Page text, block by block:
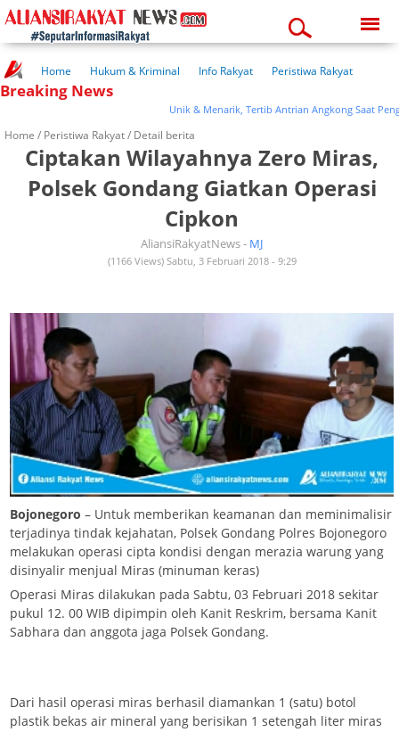
02:08:32 am
Home Hukum & Kriminal Info Rakyat
Peristiwa Rakyat
Kuliner Rakyat
Wisata Rakyat
Breaking News
Unik & Menarik, Tertib Antrian Angkong Saat
Home / Peristiwa Rakyat/ Detail berita
Ciptakan Wilayahnya Zero Miras,
Polsek Gondang Giatkan Operasi
Cipkon
AliansiRakyatNews - MJ
(1166 Views) Sabtu, 3 Februari 2018 - 9:29
Bojonegoro – Untuk memberikan keamanan dan meminimalisir
terjadinya tindak kejahatan, Polsek Gondang Polres Bojonegoro
melakukan operasi cipta kondisi dengan merazia warung yang
disinyalir menjual Miras (minuman keras)
Operasi Miras dilakukan pada Sabtu, 03 Februari 2018 sekitar
pukul 12. 00 WIB dipimpin oleh Kanit Reskrim, bersama Kanit
Sabhara dan anggota jaga Polsek Gondang.
Dari hasil operasi miras berhasil diamankan 1 (satu) botol
plastik bekas air mineral yang berisikan 1 setengah liter miras